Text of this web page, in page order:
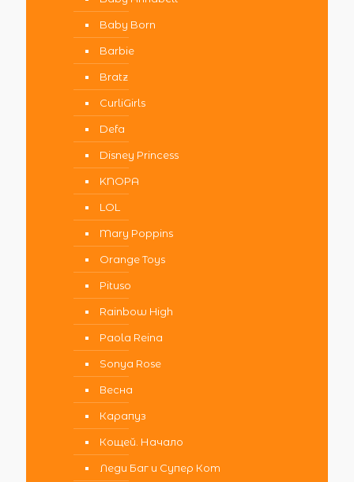
Baby Born
Barbie
Bratz
CurliGirls
Defa
Disney Princess
KNOPA
LOL
Mary Poppins
Orange Toys
Pituso
Rainbow High
Paola Reina
Sonya Rose
Весна
Карапуз
Кощей. Начало
Леди Баг и Супер Кот